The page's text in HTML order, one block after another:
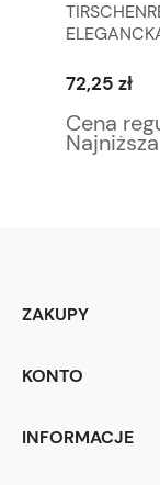
72,25 zł
Cena
ZAKUPY
KONTO
INFORMACJE